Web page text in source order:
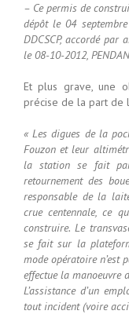
– Ce permis de
dépôt le 04
DDCSCP, accordé
le 08-10-2012,
Et plus grave, une
précise de la part de
« Les digues de la
Fouzon et leur
la station se fait
retournement des
responsable de la
crue centennale, ce
construire. Le
se fait sur la
mode opératoire n’est
effectue la manoeuvre
L’assistance d’un
tout incident (voire